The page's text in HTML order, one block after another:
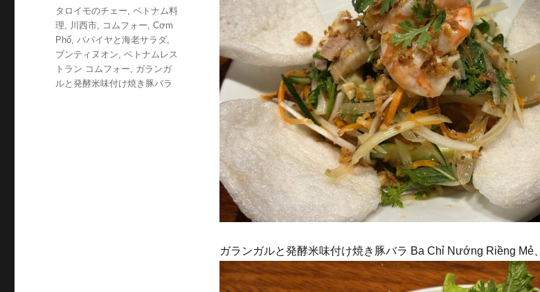
ガランガルと発酵米味付け焼き豚バラ Ba Chỉ Nướng Riềng Mẻ、
リ
ー
タ
グ
タロイモのチェー,ベトナム料
理, 川西市, コムフォー,Cơm
Phố,パパイヤと海老サラダ,
ブンティヌオン,ベトナムレス
トラン コムフォー, ガランガ
ルと発酵米味付け焼き豚バラ